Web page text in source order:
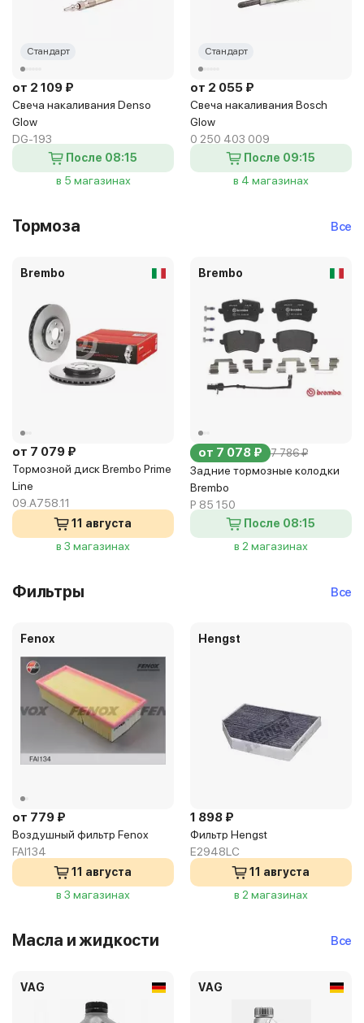
Стандарт
от 2 109 ₽
Свеча накаливания Denso
Glow
DG-193
После 08:15
в 5 магазинах
Стандарт
от 2 055 ₽
Свеча накаливания Bosch
Glow
0 250 403 009
После 09:15
в 4 магазинах
Тормоза Все
Brembo
от 7 079 ₽
Тормозной диск Brembo Prime
Line
09.A758.11
11 августа
в 3 магазинах
Brembo
от 7 078 ₽ 7 786 ₽
Задние тормозные колодки
Brembo
P 85 150
После 08:15
в 2 магазинах
Фильтры Все
Fenox
от 779 ₽
Воздушный фильтр Fenox
FAI134
11 августа
в 3 магазинах
Hengst
1 898 ₽
Фильтр Hengst
E2948LC
11 августа
в 2 магазинах
Масла и жидкости Все
VAG VAG